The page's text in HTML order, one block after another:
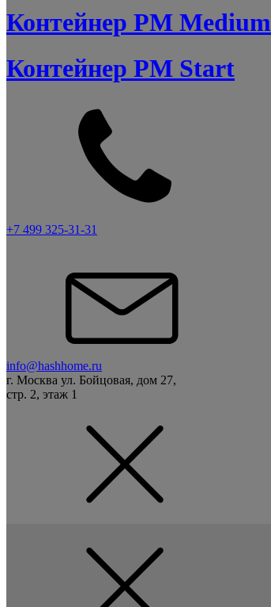
Контейнер PM Medium
Контейнер PM Start
+7 499 325-31-31
info@hashhome.ru
г. Москва ул. Бойцовая, дом 27,
стр. 2, этаж 1